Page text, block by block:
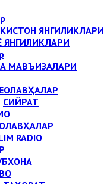
ЯНГИЛИКЛАРИ
ЯНГИЛИКЛАРИ
МАВЪИЗАЛАРИ
СИЙРАТ
RADIO